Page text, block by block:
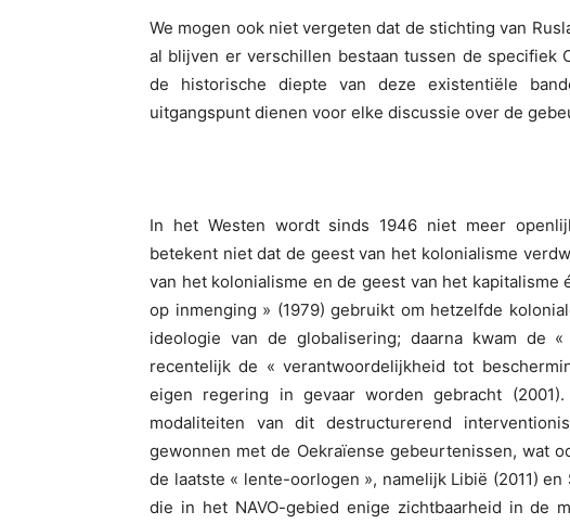
We mogen ook niet vergeten dat de stichting van
al blijven er verschillen bestaan tussen de specifiek
de historische diepte van deze existentiële
uitgangspunt dienen voor elke discussie over de
In het Westen wordt sinds 1946 niet meer
betekent niet dat de geest van het kolonialisme
van het kolonialisme en de geest van het
op inmenging » (1979) gebruikt om hetzelfde
ideologie van de globalisering; daarna kwam de
recentelijk de « verantwoordelijkheid tot
eigen regering in gevaar worden gebracht
modaliteiten van dit destructurerend
gewonnen met de Oekraïense gebeurtenissen, wat
de laatste « lente-oorlogen », namelijk Libië (2011)
die in het NAVO-gebied enige zichtbaarheid in de